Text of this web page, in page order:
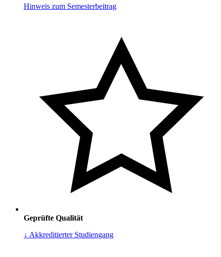
Hinweis zum Semesterbeitrag
Geprüfte Qualität
↓ Akkreditierter Studiengang